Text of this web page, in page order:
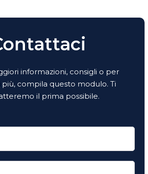
informazioni, consigli o per
compila questo modulo. Ti
il prima possibile.